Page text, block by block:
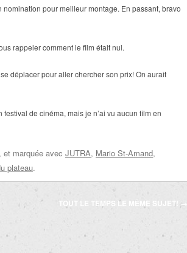
pour meilleur montage. En passant, bravo
rappeler comment le film était nul.
déplacer pour aller chercher son prix! On aurait
de cinéma, mais je n’ai vu aucun film en
, et marquée avec JUTRA, Mario St-Amand,
plateau.
TOUT LE TEMPS LE MÊME SUJET! →